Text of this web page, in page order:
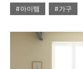
#아이템
#가구
#ISSUE283